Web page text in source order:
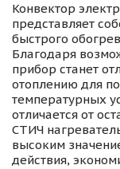
Конвектор
представляет
быстрого
Благодаря
прибор станет
отоплению для
температурных
отличается от
СТИЧ
высоким
действия,